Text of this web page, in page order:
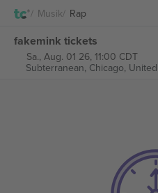
Musik Rap
fakemink tickets
Sa., Aug. 01 26, 11:00 CDT
Subterranean, Chicago,